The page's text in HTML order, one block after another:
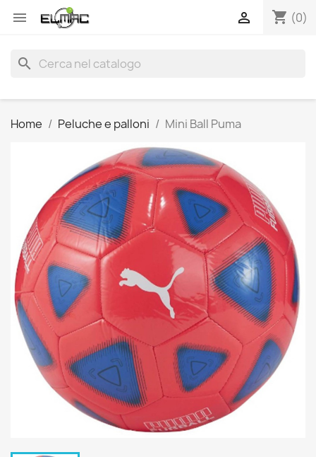
 shopping_cart (0)

search
Home Peluche e palloni Mini Ball Puma